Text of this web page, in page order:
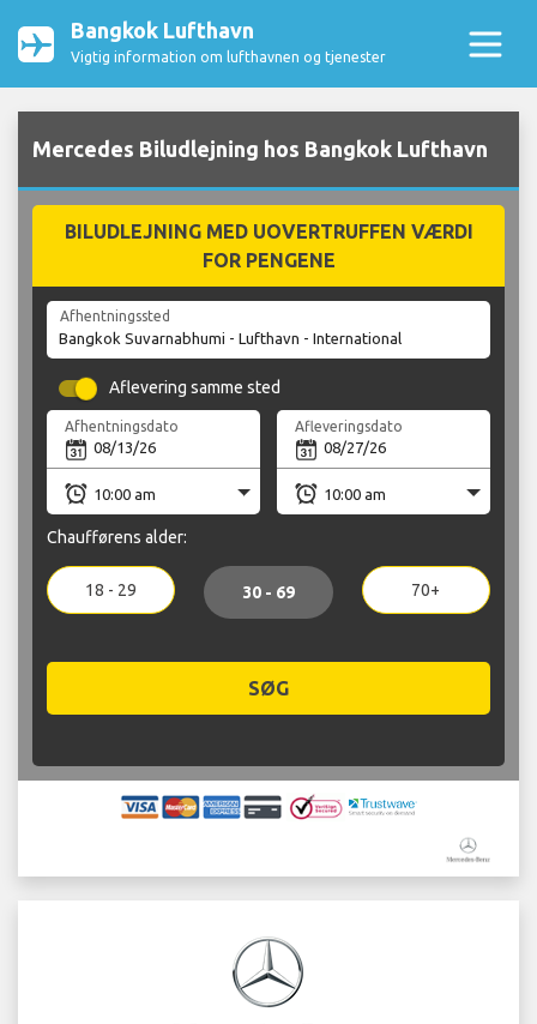
Bangkok Lufthavn
Vigtig information om lufthavnen og tjenester
Mercedes Biludlejning hos Bangkok Lufthavn
BILUDLEJNING MED UOVERTRUFFEN VÆRDI
FOR PENGENE
Afhentningssted
Aflevering samme sted
Afhentningsdato Afleveringsdato
Chaufførens alder:
18 - 29 30 - 69 70+
SØG